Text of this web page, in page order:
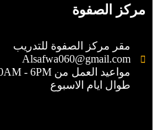
مركز الصفوة
مقر مركز الصفوة للتدريب
Alsafwa060@gmail.com
مواعيد العمل من 10AM - 6PM
طوال ايام الاسبوع